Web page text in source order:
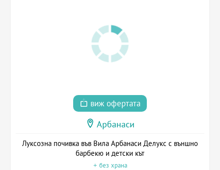
виж офертата
Арбанаси
Луксозна почивка във Вила Арбанаси Делукс с външно
барбекю и детски кът
+ без храна